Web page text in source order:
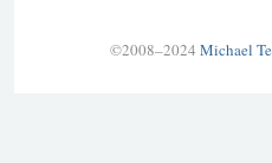
©2008–2024 Michael